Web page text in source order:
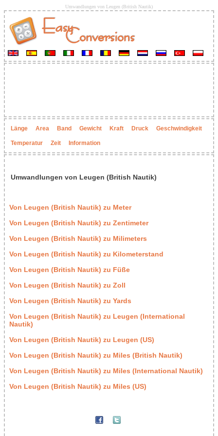
Umwandlungen von Leugen (British Nautik)
Länge Area Band Gewicht Kraft Druck Geschwindigkeit
Temperatur Zeit Information
Umwandlungen von Leugen (British Nautik)
Von Leugen (British Nautik) zu Meter
Von Leugen (British Nautik) zu Zentimeter
Von Leugen (British Nautik) zu Milimeters
Von Leugen (British Nautik) zu Kilometerstand
Von Leugen (British Nautik) zu Füße
Von Leugen (British Nautik) zu Zoll
Von Leugen (British Nautik) zu Yards
Von Leugen (British Nautik) zu Leugen (International
Nautik)
Von Leugen (British Nautik) zu Leugen (US)
Von Leugen (British Nautik) zu Miles (British Nautik)
Von Leugen (British Nautik) zu Miles (International Nautik)
Von Leugen (British Nautik) zu Miles (US)